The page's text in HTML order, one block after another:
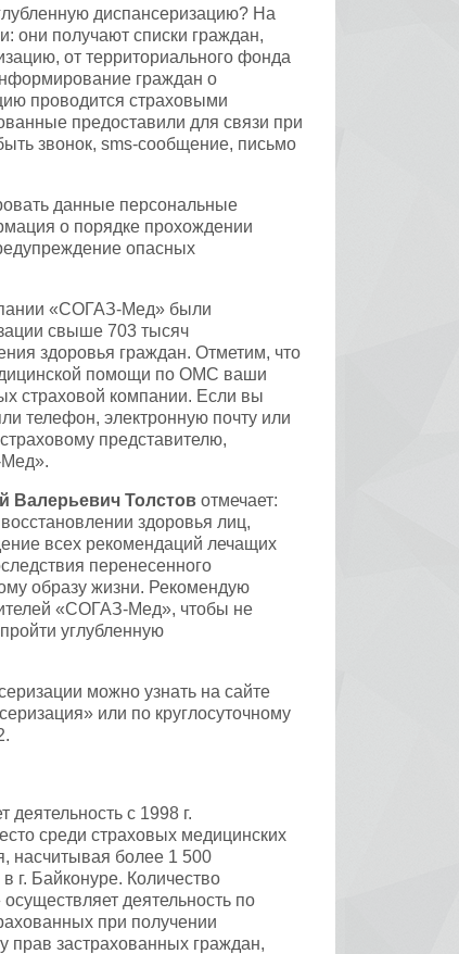
диспансеризацию? На
они получают списки граждан,
от территориального фонда
граждан о
проводится страховыми
предоставили для связи при
звонок, sms-сообщение, письмо
данные персональные
о порядке прохождении
опасных
«СОГАЗ-Мед» были
свыше 703 тысяч
здоровья граждан. Отметим, что
помощи по ОМС ваши
страховой компании. Если вы
телефон, электронную почту или
представителю,
Валерьевич Толстовотмечает:
здоровья лиц,
всех рекомендаций лечащих
перенесенного
образу жизни. Рекомендую
«СОГАЗ-Мед», чтобы не
углубленную
можно узнать на сайте
или по круглосуточному
с 1998 г.
среди страховых медицинских
насчитывая более 1 500
г. Байконуре. Количество
деятельность по
при получении
застрахованных граждан,